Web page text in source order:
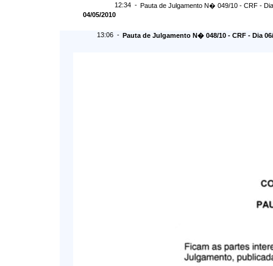
12:34 - Pauta de Julgamento N� 049/10 - CRF -
04/05/2010
13:06 - Pauta de Julgamento N� 048/10 - CRF - Dia